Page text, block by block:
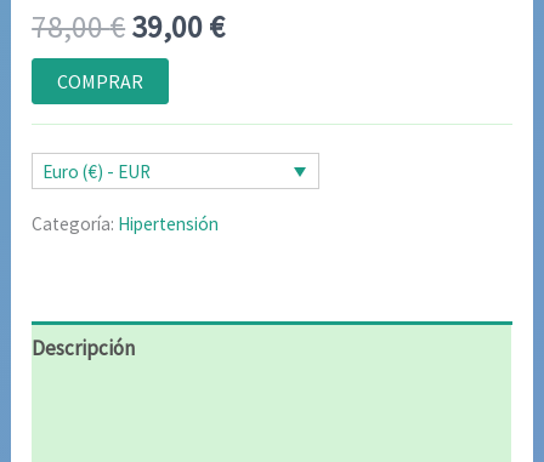
con 4.83 de
5 en base
a
valoraciones
de clientes
78,00€El
precio
original
era:
78,00 €.
39,00€El
actual
es:
COMPRAR
Euro (€) - EUR
Categoría: Hipertensión
Descripción